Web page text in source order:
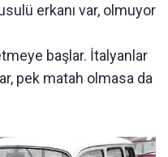
erkanı var, olmuyor
başlar. İtalyanlar
pek matah olmasa da